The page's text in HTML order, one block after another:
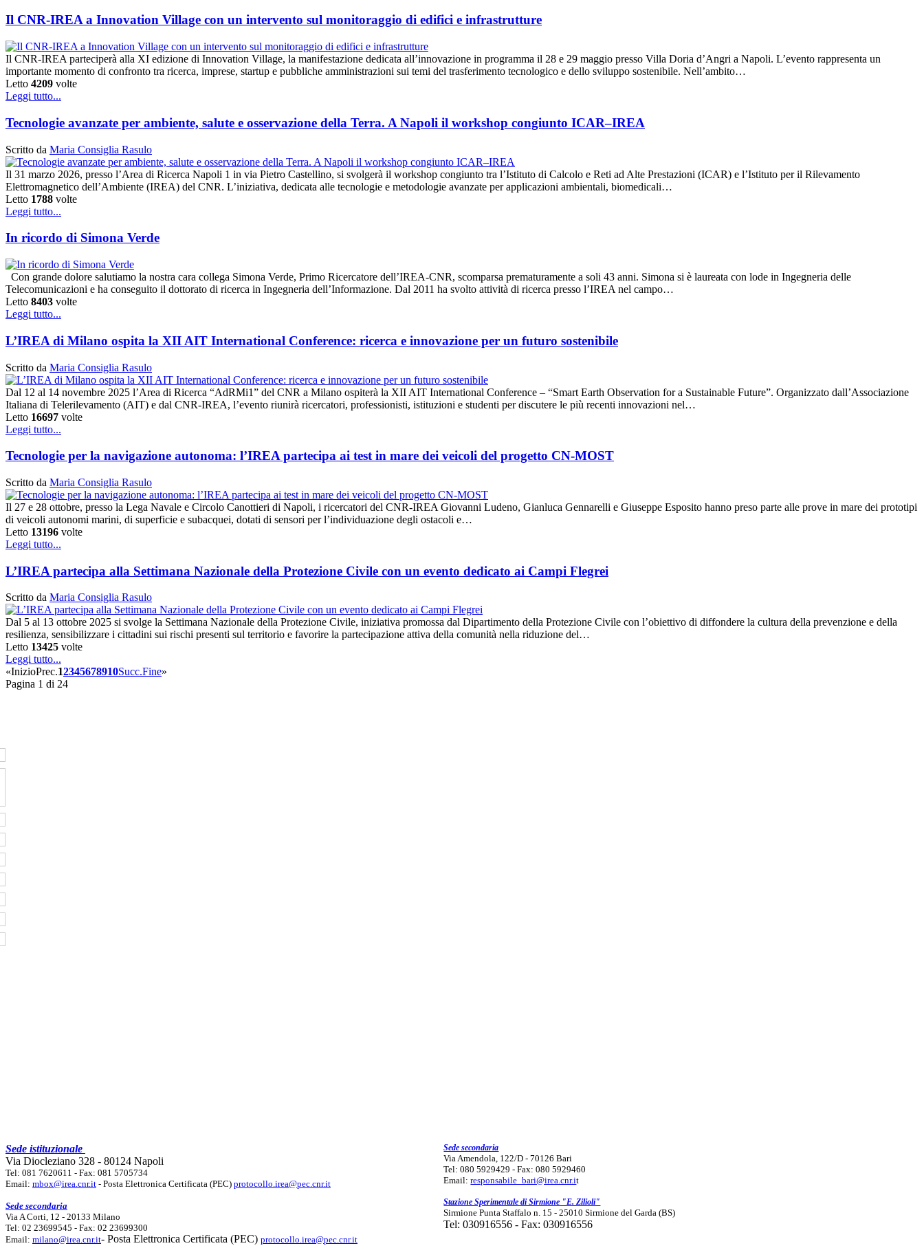
Il CNR-IREA a Innovation Village con un intervento sul monitoraggio di edifici e infrastrutture
Il CNR-IREA parteciperà alla XI edizione di Innovation Village, la manifestazione dedicata all’innovazione in programma il 28 e 29 maggio presso Villa Doria d’Angri a Napoli. L’evento rappresenta un
importante momento di confronto tra ricerca, imprese, startup e pubbliche amministrazioni sui temi del trasferimento tecnologico e dello sviluppo sostenibile. Nell’ambito…
Letto 4209 volte
Leggi tutto...
Tecnologie avanzate per ambiente, salute e osservazione della Terra. A Napoli il workshop congiunto ICAR–IREA
Scritto da Maria Consiglia Rasulo
Il 31 marzo 2026, presso l’Area di Ricerca Napoli 1 in via Pietro Castellino, si svolgerà il workshop congiunto tra l’Istituto di Calcolo e Reti ad Alte Prestazioni (ICAR) e l’Istituto per il Rilevamento
Elettromagnetico dell’Ambiente (IREA) del CNR. L’iniziativa, dedicata alle tecnologie e metodologie avanzate per applicazioni ambientali, biomedicali…
Letto 1788 volte
Leggi tutto...
In ricordo di Simona Verde
Con grande dolore salutiamo la nostra cara collega Simona Verde, Primo Ricercatore dell’IREA-CNR, scomparsa prematuramente a soli 43 anni. Simona si è laureata con lode in Ingegneria delle
Telecomunicazioni e ha conseguito il dottorato di ricerca in Ingegneria dell’Informazione. Dal 2011 ha svolto attività di ricerca presso l’IREA nel campo…
Letto 8403 volte
Leggi tutto...
L’IREA di Milano ospita la XII AIT International Conference: ricerca e innovazione per un futuro sostenibile
Scritto da Maria Consiglia Rasulo
Dal 12 al 14 novembre 2025 l’Area di Ricerca “AdRMi1” del CNR a Milano ospiterà la XII AIT International Conference – “Smart Earth Observation for a Sustainable Future”. Organizzato dall’Associazione
Italiana di Telerilevamento (AIT) e dal CNR-IREA, l’evento riunirà ricercatori, professionisti, istituzioni e studenti per discutere le più recenti innovazioni nel…
Letto 16697 volte
Leggi tutto...
Tecnologie per la navigazione autonoma: l’IREA partecipa ai test in mare dei veicoli del progetto CN-MOST
Scritto da Maria Consiglia Rasulo
Il 27 e 28 ottobre, presso la Lega Navale e Circolo Canottieri di Napoli, i ricercatori del CNR-IREA Giovanni Ludeno, Gianluca Gennarelli e Giuseppe Esposito hanno preso parte alle prove in mare dei prototipi
di veicoli autonomi marini, di superficie e subacquei, dotati di sensori per l’individuazione degli ostacoli e…
Letto 13196 volte
Leggi tutto...
L’IREA partecipa alla Settimana Nazionale della Protezione Civile con un evento dedicato ai Campi Flegrei
Scritto da Maria Consiglia Rasulo
Dal 5 al 13 ottobre 2025 si svolge la Settimana Nazionale della Protezione Civile, iniziativa promossa dal Dipartimento della Protezione Civile con l’obiettivo di diffondere la cultura della prevenzione e della
resilienza, sensibilizzare i cittadini sui rischi presenti sul territorio e favorire la partecipazione attiva della comunità nella riduzione del…
Letto 13425 volte
Leggi tutto...
«InizioPrec.12345678910Succ.Fine»
Pagina 1 di 24
Sede istituzionale
Via Diocleziano 328 - 80124 Napoli
Tel: 081 7620611 - Fax: 081 5705734
Email: mbox@irea.cnr.it - Posta Elettronica Certificata (PEC) protocollo.irea@pec.cnr.it
Sede secondaria
Via A Corti, 12 - 20133 Milano
Tel: 02 23699545 - Fax: 02 23699300
Email: milano@irea.cnr.it- Posta Elettronica Certificata (PEC) protocollo.irea@pec.cnr.it
Sede secondaria
Via Amendola, 122/D - 70126 Bari
Tel: 080 5929429 - Fax: 080 5929460
Email:responsabile_bari@irea.cnr.it
Stazione Sperimentale di Sirmione "E. Zilioli"
Sirmione Punta Staffalo n. 15 - 25010 Sirmione del Garda (BS)
Tel: 030916556 - Fax: 030916556